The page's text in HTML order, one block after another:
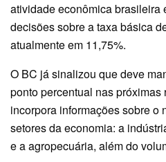
atividade econômica brasileira
decisões sobre a taxa básica
atualmente em 11,75%.
O BC já sinalizou que deve
ponto percentual nas próximas
incorpora informações sobre o
setores da economia: a
e a agropecuária, além do